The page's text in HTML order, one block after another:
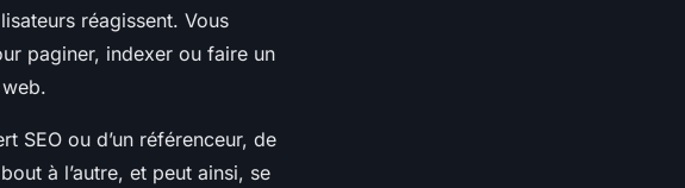
réagissent. Vous
paginer, indexer ou faire un
SEO ou d’un référenceur, de
à l’autre, et peut ainsi, se